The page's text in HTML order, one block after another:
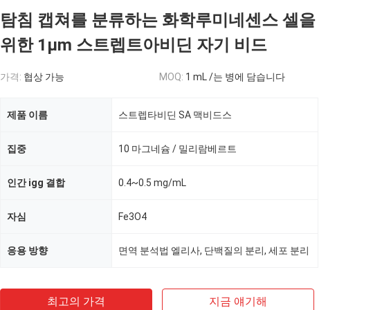
탐침 캡쳐를 분류하는 화학루미네센스 셀을
위한 1μm 스트렙트아비딘 자기 비드
가격: 협상 가능 MOQ: 1 mL /는 병에 담습니다
제품 이름 스트렙타비딘 SA 맥비드스
집중 10 마그네슘 / 밀리람베르트
인간 igg 결합 0.4~0.5 mg/mL
자심 Fe3O4
응용 방향 면역 분석법 엘리사, 단백질의 분리, 세포 분리
최고의 가격 지금 얘기해